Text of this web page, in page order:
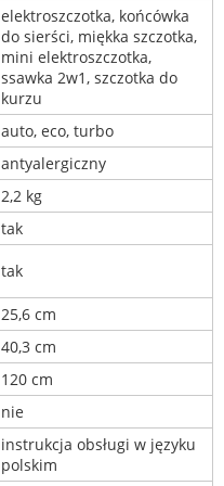
elektroszczotka, końcówka
do sierści, miękka szczotka,
mini elektroszczotka,
ssawka 2w1, szczotka do
kurzu
auto, eco, turbo
antyalergiczny
2,2 kg
tak
tak
25,6 cm
40,3 cm
120 cm
nie
instrukcja obsługi w języku
polskim